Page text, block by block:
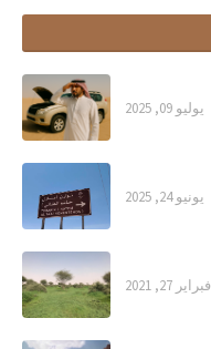
يوليو 09, 2025
يونيو 24, 2025
فبراير 27, 2021